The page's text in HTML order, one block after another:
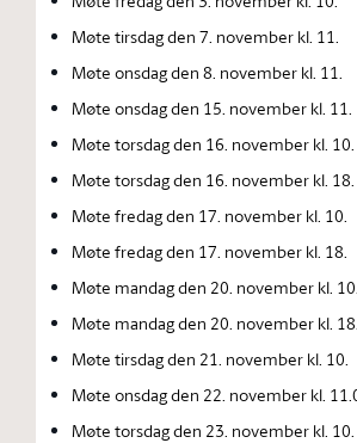
Møte tirsdag den 7. november kl. 11.
Møte onsdag den 8. november kl. 11.
Møte onsdag den 15. november kl. 11.
Møte torsdag den 16. november kl. 10.
Møte torsdag den 16. november kl. 18.
Møte fredag den 17. november kl. 10.
Møte fredag den 17. november kl. 18.
Møte mandag den 20. november kl. 10.
Møte mandag den 20. november kl. 18.
Møte tirsdag den 21. november kl. 10.
Møte onsdag den 22. november kl.
Møte torsdag den 23. november kl. 10.